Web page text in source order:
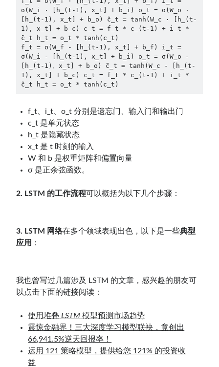
σ(W_i · [h_(t-1), x_t] + b_i) o_t = σ(W_o ·
[h_(t-1), x_t] + b_o) c̃_t = tanh(W_c · [h_(t-
1), x_t] + b_c) c_t = f_t * c_(t-1) + i_t *
c̃_t h_t = o_t * tanh(c_t)
f_t = σ(W_f - [h_(t-1), x_t] + b_f) i_t =
σ(W_i - [h_(t-1), x_t] + b_i) o_t = σ(W_o -
[h_(t-1)、x_t] + b_o) c̃_t = tanh(W_c - [h_(t-
1), x_t] + b_c) c_t = f_t * c_(t-1) + i_t *
c̃_t h_t = o_t * tanh(c_t)
f_t、i_t、o_t 分别是遗忘门、输入门和输出门
c_t 是单元状态
h_t 是隐藏状态
x_t 是 t 时刻的输入
W 和 b 是权重矩阵和偏置向量
σ 是正余弦函数。
2. LSTM 的工作流程可以概括为以下几个步骤：
3. LSTM 网络在多个领域表现出色，以下是一些典型
应用
：
我也曾写过几篇涉及 LSTM 的文章，感兴趣的朋友可
以点击下面的链接阅读：
使用堆叠 LSTM 模型预测市场趋势
震惊金融界！三大深度学习模型联袂，竟创出
66,941.5%逆天回报率！
运用 121 策略模型，提供给您 121% 的投资收
益